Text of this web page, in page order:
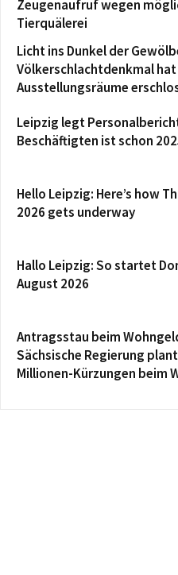
Zeugenaufruf wegen
Tierquälerei
Licht ins Dunkel der
Völkerschlachtdenkmal hat
Ausstellungsräume
Leipzig legt
Beschäftigten ist schon
Hello Leipzig: Here’s how
2026 gets underway
Hallo Leipzig: So startet
August 2026
Antragsstau beim
Sächsische Regierung
Millionen-Kürzungen beim